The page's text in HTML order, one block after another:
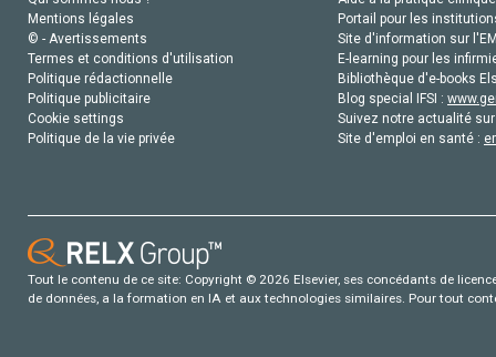
Mentions légales
© - Avertissements
Termes et conditions d'utilisation
Politique rédactionnelle
Politique publicitaire
Cookie settings
Politique de la vie privée
Portail pour les
Site d'information sur
E-learning pour les
Bibliothèque d'e-books
Blog special IFSI :
Suivez notre actualité
Site d'emploi en santé :
Tout le contenu de ce site: Copyright © 2026 Elsevier, ses concédants de
de données, a la formation en IA et aux technologies similaires. Pour tout